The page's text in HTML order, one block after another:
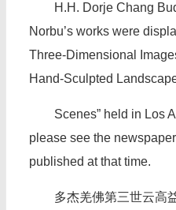
H.H. Dorje Chang
Norbu’s works were
Three-Dimensional
Hand-Sculpted
Scenes” held in Los
please see the
published at that time.
多杰羌佛第三世云高